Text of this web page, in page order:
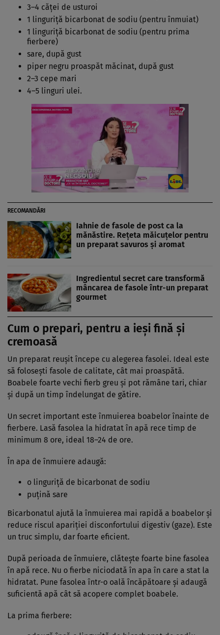
3–4 căței de usturoi
1 linguriță bicarbonat de sodiu (pentru înmuiat)
1 linguriță bicarbonat de sodiu (pentru prima
fierbere)
sare, după gust
piper negru proaspăt măcinat, după gust
2–3 cepe mari
4–5 linguri ulei.
RECOMANDĂRI
Iahnie de fasole de post ca la
mănăstire. Rețeta măicuțelor pentru
un preparat savuros și aromat
Ingredientul secret care transformă
mâncarea de fasole într-un preparat
gourmet
Cum o prepari, pentru a ieși fină și
cremoasă
Un preparat reușit începe cu alegerea fasolei. Ideal este
să folosești fasole de calitate, cât mai proaspătă.
Boabele foarte vechi fierb greu și pot rămâne tari, chiar
și după un timp îndelungat de gătire.
Un secret important este înmuierea boabelor înainte de
fierbere. Lasă fasolea la hidratat în apă rece timp de
minimum 8 ore, ideal 18–24 de ore.
În apa de înmuiere adaugă:
o linguriță de bicarbonat de sodiu
puțină sare
Bicarbonatul ajută la înmuierea mai rapidă a boabelor și
reduce riscul apariției disconfortului digestiv (gaze). Este
un truc simplu, dar foarte eficient.
După perioada de înmuiere, clătește foarte bine fasolea
în apă rece. Nu o fierbe niciodată în apa în care a stat la
hidratat. Pune fasolea într-o oală încăpătoare și adaugă
suficientă apă cât să acopere complet boabele.
La prima fierbere: